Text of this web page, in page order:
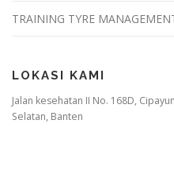
TRAINING TYRE
LOKASI KAMI
Jalan kesehatan II No. 168D,
Selatan, Banten